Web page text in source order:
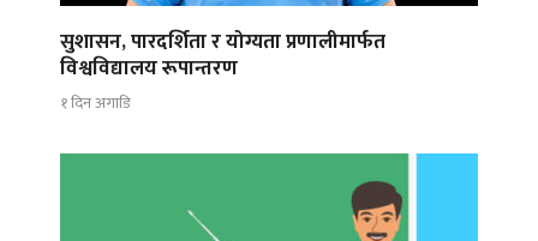
सुशासन, पारदर्शिता र योग्यता प्रणालीमार्फत
विश्वविद्यालय रूपान्तरण
१ दिन अगाडि